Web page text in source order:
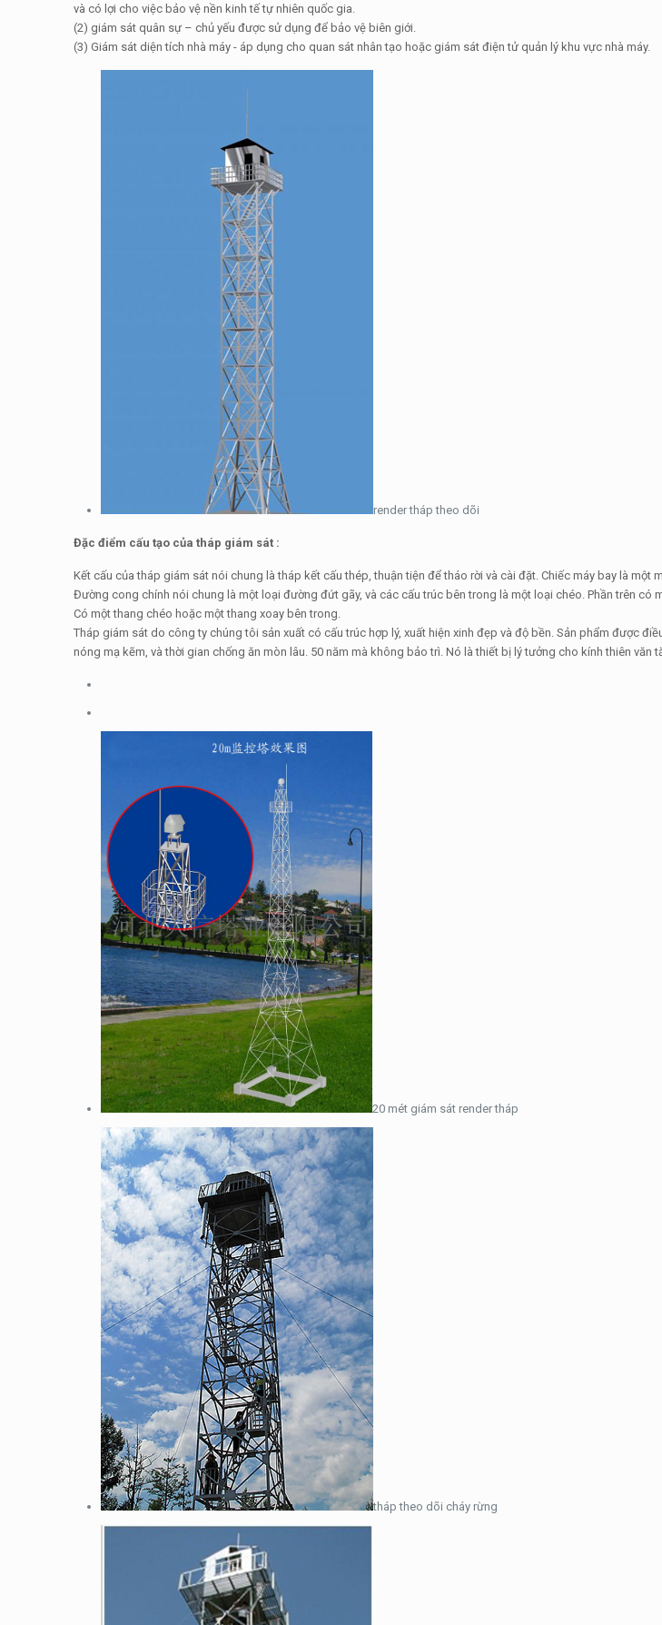
và có lợi cho việc bảo vệ nền kinh tế tự nhiên quốc gia.
(2) giám sát quân sự – chủ yếu được sử dụng để bảo vệ biên giới.
(3) Giám sát diện tích nhà máy - áp dụng cho quan sát nhân tạo hoặc giám sát điện tử quản lý khu vực nhà máy.
render tháp theo dõi
Đặc điểm cấu tạo của tháp giám sát :
Kết cấu của tháp giám sát nói chung là tháp kết cấu thép, thuận tiện để tháo rời và cài đặt. Chiếc máy bay là
Đường cong chính nói chung là một loại đường đứt gãy, và các cấu trúc bên trong là một loại chéo. Phần trên có
Có một thang chéo hoặc một thang xoay bên trong.
Tháp giám sát do công ty chúng tôi sản xuất có cấu trúc hợp lý, xuất hiện xinh đẹp và độ bền. Sản phẩm được
nóng mạ kẽm, và thời gian chống ăn mòn lâu. 50 năm mà không bảo trì. Nó là thiết bị lý tưởng cho kính thiên văn
20 mét giám sát render tháp
tháp theo dõi cháy rừng